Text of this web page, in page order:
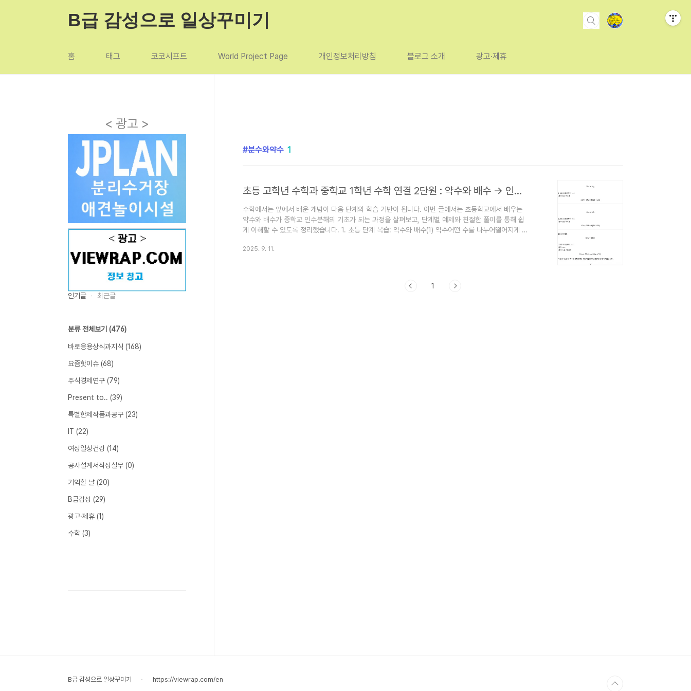
B급 감성으로 일상꾸미기
홈 태그 코코시프트 World Project Page 개인정보처리방침 블로그 소개 광고·제휴
분수와약수 1
초등 고학년 수학과 중학교 1학년 수학 연결 2단원 : 약수와 배수 → 인수분해 기초
수학에서는 앞에서 배운 개념이 다음 단계의 학습 기반이 됩니다. 이번 글에서는 초등학교에서 배우는
약수와 배수가 중학교 인수분해의 기초가 되는 과정을 살펴보고, 단계별 예제와 친절한 풀이를 통해 쉽
게 이해할 수 있도록 정리했습니다. 1. 초등 단계 복습: 약수와 배수(1) 약수어떤 수를 나누어떨어지게 하
고 합니다.예: 4의 배수 → 4, 8, 12, 16, …(3) 최대공약수와 최소공배수최대공약수(GCD, Greatest
2025. 9. 11.
1
< 광고 >
인기글 최근글
분류 전체보기 (476)
바로응용상식과지식 (168)
요즘핫이슈 (68)
주식경제연구 (79)
Present to.. (39)
특별한제작품과공구 (23)
IT (22)
여성일상건강 (14)
공사설계서작성실무 (0)
기억할 날 (20)
B급감성 (29)
광고·제휴 (1)
수학 (3)
B급 감성으로 일상꾸미기 https://viewrap.com/en